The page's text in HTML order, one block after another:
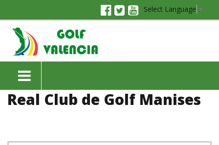
Select Language ▼
Real Club de Golf Manises